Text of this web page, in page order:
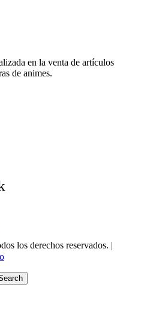
en la venta de artículos
de animes.
los derechos reservados. |